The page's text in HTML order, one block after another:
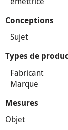
Conceptions
Sujet
Types de
Fabricant
Marque
Mesures
Objet